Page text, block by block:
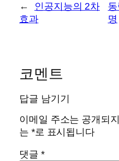
←
인공지능의 2차
효과
명
코멘트
답글 남기기
이메일 주소는 공개되
는 *로 표시됩니다
댓글 *